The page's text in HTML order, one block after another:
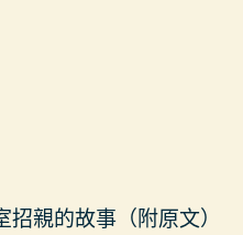
親的故事（附原文）